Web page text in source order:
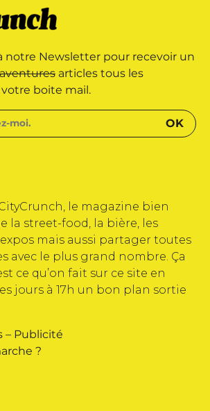
• Tous droits
Onda Web •
notre Newsletter pour recevoir un
aventures articles tous les
boite mail.
le magazine bien
la street-food, la bière, les
mais aussi partager toutes
avec le plus grand nombre. Ça
ce qu’on fait sur ce site en
jours à 17h un bon plan sortie
– Publicité
?